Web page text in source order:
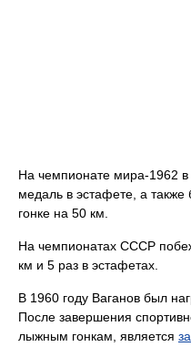
На чемпионате мира-1962 в
медаль в эстафете, а
гонке на 50 км.
На чемпионатах СССР
км и 5 раз в эстафетах.
В 1960 году Ваганов был
После завершения
лыжным гонкам, является